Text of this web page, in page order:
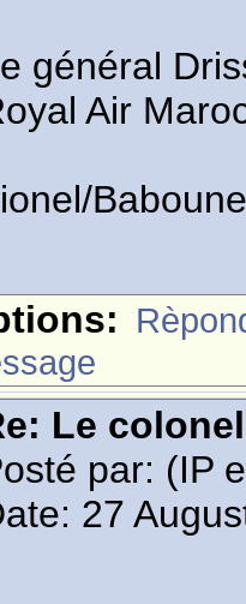
général
Air
Le
par: (IP
27